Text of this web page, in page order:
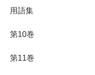
用語集
第10巻
第11巻